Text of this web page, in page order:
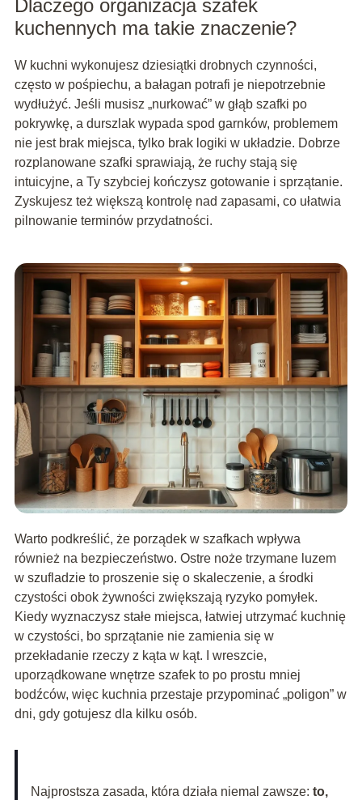
Dlaczego organizacja szafek
kuchennych ma takie znaczenie?
W kuchni wykonujesz dziesiątki drobnych czynności,
często w pośpiechu, a bałagan potrafi je niepotrzebnie
wydłużyć. Jeśli musisz „nurkować” w głąb szafki po
pokrywkę, a durszlak wypada spod garnków, problemem
nie jest brak miejsca, tylko brak logiki w układzie. Dobrze
rozplanowane szafki sprawiają, że ruchy stają się
intuicyjne, a Ty szybciej kończysz gotowanie i sprzątanie.
Zyskujesz też większą kontrolę nad zapasami, co ułatwia
pilnowanie terminów przydatności.
Warto podkreślić, że porządek w szafkach wpływa
również na bezpieczeństwo. Ostre noże trzymane luzem
w szufladzie to proszenie się o skaleczenie, a środki
czystości obok żywności zwiększają ryzyko pomyłek.
Kiedy wyznaczysz stałe miejsca, łatwiej utrzymać kuchnię
w czystości, bo sprzątanie nie zamienia się w
przekładanie rzeczy z kąta w kąt. I wreszcie,
uporządkowane wnętrze szafek to po prostu mniej
bodźców, więc kuchnia przestaje przypominać „poligon” w
dni, gdy gotujesz dla kilku osób.
Najprostsza zasada, która działa niemal zawsze: to,